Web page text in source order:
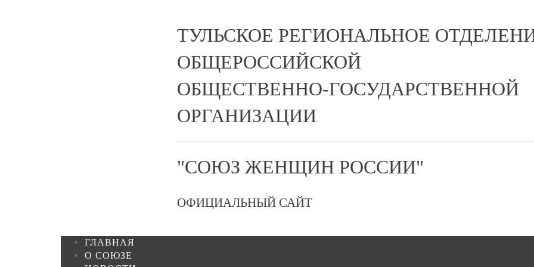
ТУЛЬСКОЕ РЕГИОНАЛЬНОЕ
ОБЩЕРОССИЙСКОЙ
ОБЩЕСТВЕННО-ГОСУДАРСТВЕННОЙ
ОРГАНИЗАЦИИ
"СОЮЗ ЖЕНЩИН РОССИИ"
ОФИЦИАЛЬНЫЙ САЙТ
ГЛАВНАЯ
О СОЮЗЕ